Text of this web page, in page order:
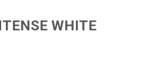
WHITE